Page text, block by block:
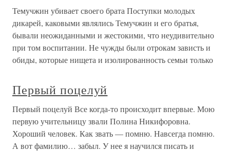
Темучжин убивает своего брата Поступки молодых
дикарей, каковыми являлись Темучжин и его братья,
бывали неожиданными и жестокими, что неудивительно
при том воспитании. Не чужды были отрокам зависть и
обиды, которые нищета и изолированность семьи только
Первый поцелуй
Первый поцелуй Все когда-то происходит впервые. Мою
первую учительницу звали Полина Никифоровна.
Хороший человек. Как звать — помню. Навсегда помню.
А вот фамилию… забыл. У нее я научился писать и